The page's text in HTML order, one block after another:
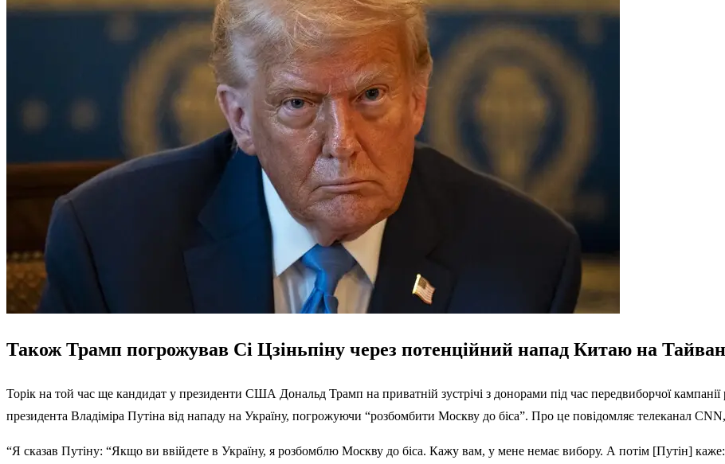
Також Трамп погрожував Сі Цзіньпіну через потенційний напад Китаю на
Торік на той час ще кандидат у президенти США Дональд Трамп на приватній зустрічі з донорами під час передвиборчої кампанії
президента Владіміра Путіна від нападу на Україну, погрожуючи “розбомбити Москву до біса”. Про це повідомляє телеканал CNN
“Я сказав Путіну: “Якщо ви ввійдете в Україну, я розбомблю Москву до біса. Кажу вам, у мене немає вибору. А потім [Путін]